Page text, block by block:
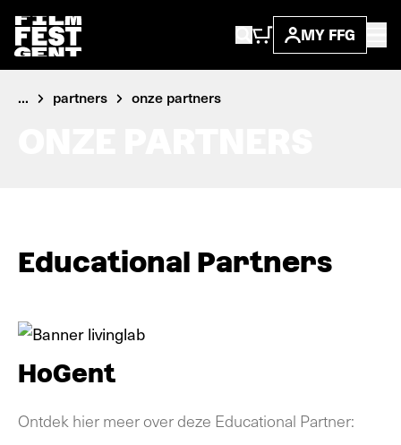
MY FFG
... partners onze partners
Educational Partners
HoGent
Ontdek hier meer over deze Educational Partner: